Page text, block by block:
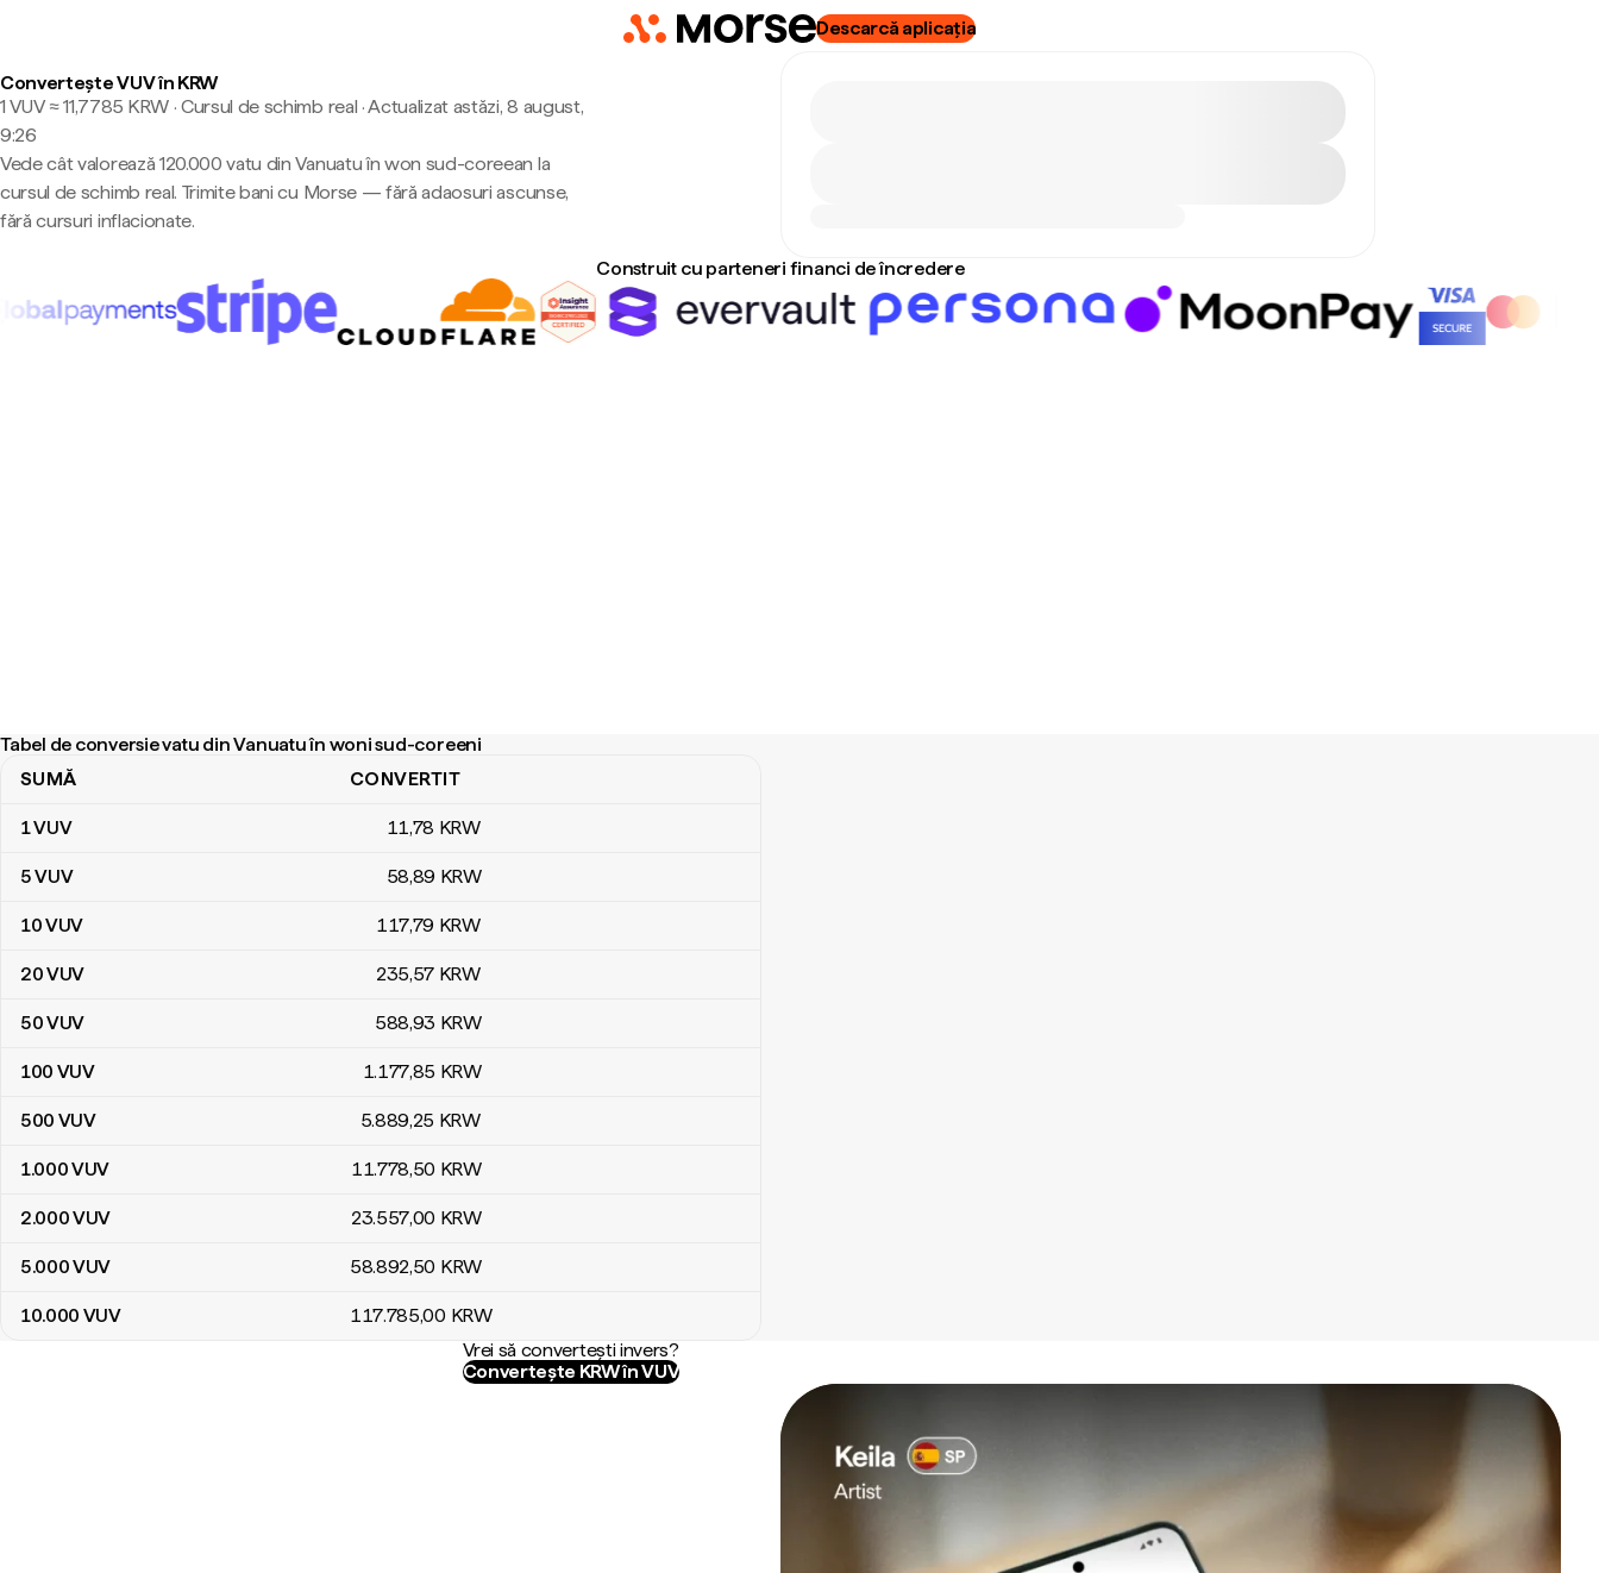
Descarcă aplicația
Convertește VUV în KRW
1 VUV ≈ 11,7785 KRW · Cursul de schimb real ·Actualizat astăzi, 8 august,
9:26
Vede cât valorează 120.000 vatu din Vanuatu în won sud-coreean la
cursul de schimb real. Trimite bani cu Morse — fără adaosuri ascunse,
fără cursuri inflacionate.
Construit cu parteneri financi de încredere
Tabel de conversie vatu din Vanuatu în woni sud-coreeni
Tabel de conversie vatu din Vanuatu în woni sud-coreeni
SUMĂ CONVERTIT
1VUV 11,78 KRW
5VUV 58,89 KRW
10VUV 117,79 KRW
20VUV 235,57 KRW
50VUV 588,93 KRW
100 VUV 1.177,85 KRW
500 VUV 5.889,25 KRW
1.000VUV 11.778,50 KRW
2.000VUV 23.557,00 KRW
5.000VUV 58.892,50 KRW
10.000 VUV 117.785,00 KRW
Vrei să convertești invers?
Convertește KRW în VUV